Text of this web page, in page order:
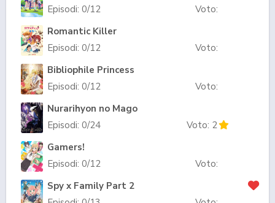
Voto:
Episodi: 0/12
Romantic Killer
Voto:
Episodi: 0/12
Bibliophile Princess
Voto:
Episodi: 0/12
Nurarihyon no Mago
Voto: 2
Episodi: 0/24
Gamers!
Voto:
Episodi: 0/12
Spy x Family Part 2